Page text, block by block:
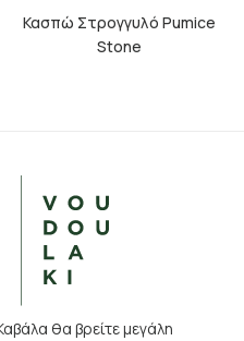
Κασπώ Στρογγυλό Pumice
Stone
θα βρείτε μεγάλη